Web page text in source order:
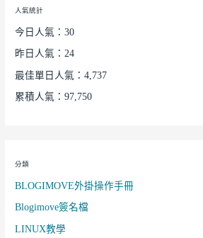
人氣統計
今日人氣：30
昨日人氣：24
最佳單日人氣：4,737
累積人氣：97,750
分類
BLOGIMOVE外掛操作手冊
Blogimove簽名檔
LINUX教學